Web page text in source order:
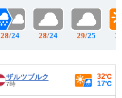
28/24 28/24 29/25
ザルツブルク
7時
32℃
17℃